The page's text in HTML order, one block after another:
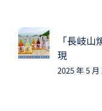
「長岐
現
2025 年 5 月